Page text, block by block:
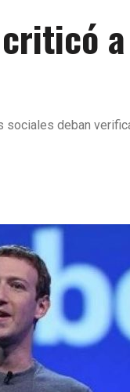
sociales deban